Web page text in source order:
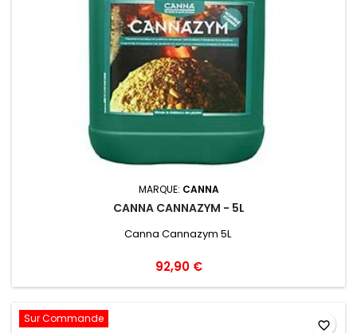
MARQUE: CANNA
CANNA CANNAZYM - 5L
Canna Cannazym 5L
92,90 €
Sur Commande favorite_border